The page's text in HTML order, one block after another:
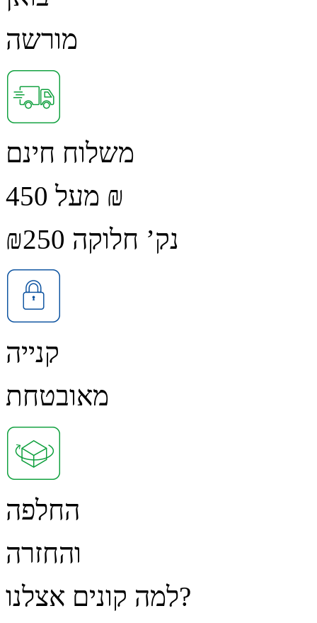
מורשה
משלוח חינם
מעל 450 ₪
נק’ חלוקה ₪250
קנייה
מאובטחת
החלפה
והחזרה
למה קונים אצלנו?